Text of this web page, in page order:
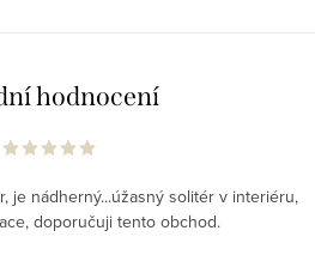
hodnocení
je nádherný...úžasný solitér v interiéru,
doporučuji tento obchod.